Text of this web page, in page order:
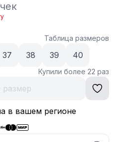
Таблица размеров
37 38 39 40
Купили более 22 раз
размер
в вашем регионе